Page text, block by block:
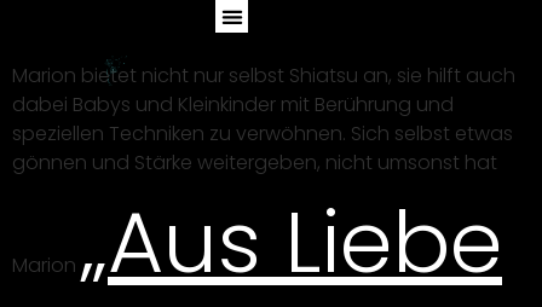
Marion bietet nicht nur selbst Shiatsu an, sie hilft auch
dabei Babys und Kleinkinder mit Berührung und
speziellen Techniken zu verwöhnen. Sich selbst etwas
gönnen und Stärke weitergeben, nicht umsonst hat
Marion „Aus Liebe